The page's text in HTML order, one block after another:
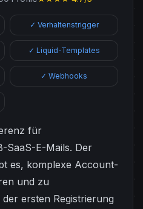
✓ Verhaltenstrigger
✓ Liquid-Templates
✓ Webhooks
für
SaaS-E-Mails. Der
es, komplexe Account-
und zu
ersten Registrierung